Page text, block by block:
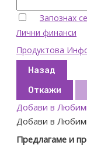
Запознах
Лични финанси
Продуктова
Назад
Откажи
Добави в
Добави в
Предлагаме и